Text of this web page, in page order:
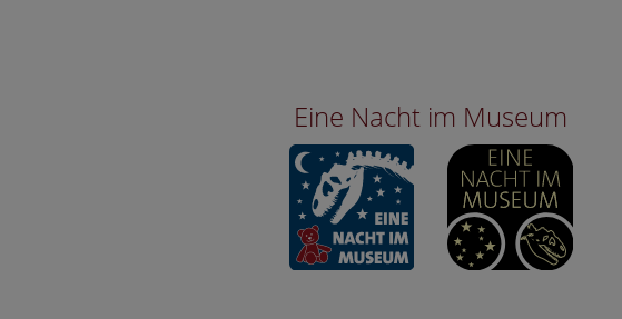
Eine Nacht im Museum